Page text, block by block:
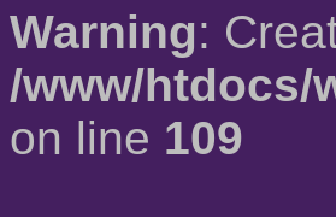
Warning:
/www/htdocs/
on line 109